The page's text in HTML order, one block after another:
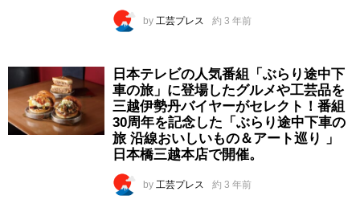
by 工芸プレス 約 3 年前
日本テレビの人気番組「ぶらり途中下
車の旅」に登場したグルメや工芸品を
三越伊勢丹バイヤーがセレクト！番組
30周年を記念した「ぶらり途中下車の
旅 沿線おいしいもの＆アート巡り 」
日本橋三越本店で開催。
by 工芸プレス 約 3 年前